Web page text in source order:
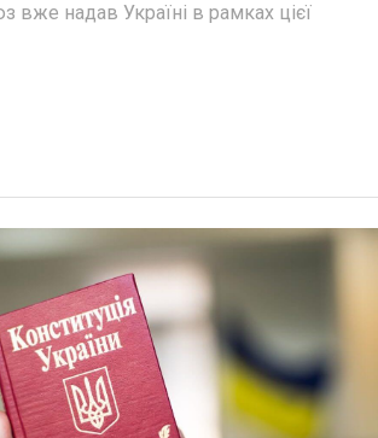
вже надав Україні в рамках цієї